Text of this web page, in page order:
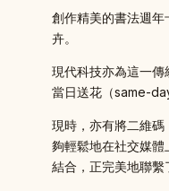
創作精美的書法週
卉。
現代科技亦為這一
當日送花（same-
現時，亦有將二維
夠輕鬆地在社交媒
結合，正完美地聯繫